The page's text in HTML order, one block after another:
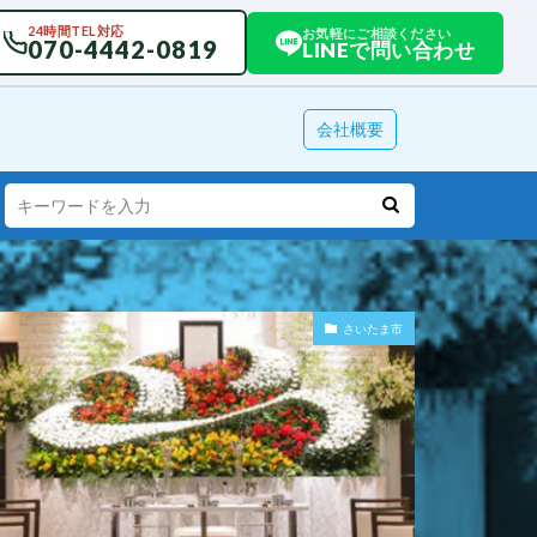
24時間TEL対応
070-4442-0819
お気軽にご相談ください
LINEで問い合わせ
会社概要
さいたま市